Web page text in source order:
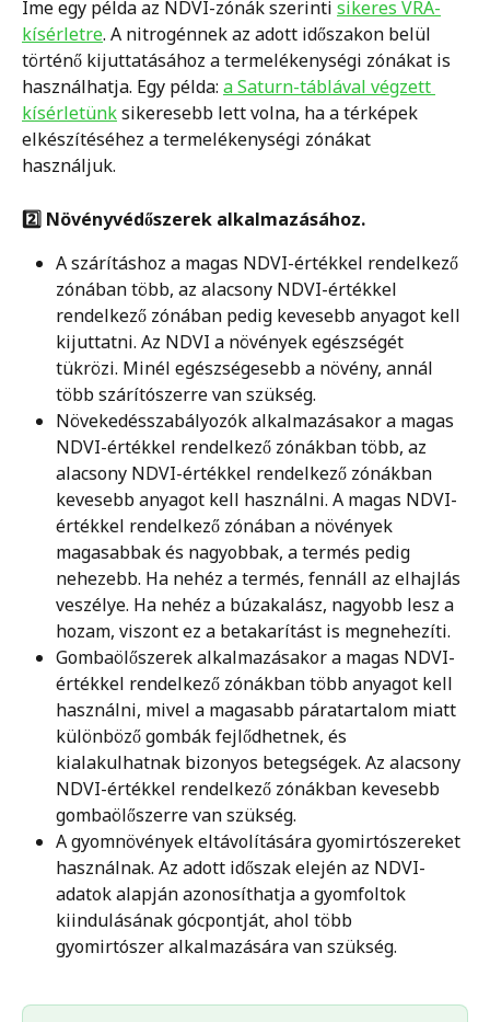
Íme egy példa az NDVI-zónák szerinti sikeres VRA-
kísérletre. A nitrogénnek az adott időszakon belül
történő kijuttatásához a termelékenységi zónákat is
használhatja. Egy példa: a Saturn-táblával végzett
kísérletünk sikeresebb lett volna, ha a térképek
elkészítéséhez a termelékenységi zónákat
használjuk.
2️⃣ Növényvédőszerek alkalmazásához.
A szárításhoz a magas NDVI-értékkel rendelkező
zónában több, az alacsony NDVI-értékkel
rendelkező zónában pedig kevesebb anyagot kell
kijuttatni. Az NDVI a növények egészségét
tükrözi. Minél egészségesebb a növény, annál
több szárítószerre van szükség.
Növekedésszabályozók alkalmazásakor a magas
NDVI-értékkel rendelkező zónákban több, az
alacsony NDVI-értékkel rendelkező zónákban
kevesebb anyagot kell használni. A magas NDVI-
értékkel rendelkező zónában a növények
magasabbak és nagyobbak, a termés pedig
nehezebb. Ha nehéz a termés, fennáll az elhajlás
veszélye. Ha nehéz a búzakalász, nagyobb lesz a
hozam, viszont ez a betakarítást is megnehezíti.
Gombaölőszerek alkalmazásakor a magas NDVI-
értékkel rendelkező zónákban több anyagot kell
használni, mivel a magasabb páratartalom miatt
különböző gombák fejlődhetnek, és
kialakulhatnak bizonyos betegségek. Az alacsony
NDVI-értékkel rendelkező zónákban kevesebb
gombaölőszerre van szükség.
A gyomnövények eltávolítására gyomirtószereket
használnak. Az adott időszak elején az NDVI-
adatok alapján azonosíthatja a gyomfoltok
kiindulásának gócpontját, ahol több
gyomirtószer alkalmazására van szükség.